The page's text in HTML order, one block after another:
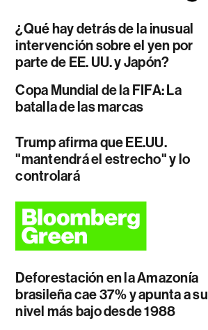
¿Qué hay detrás de la inusual
intervención sobre el yen por
parte de EE. UU. y Japón?
Copa Mundial de la FIFA: La
batalla de las marcas
Trump afirma que EE.UU.
"mantendrá el estrecho" y lo
controlará
Deforestación en la Amazonía
brasileña cae 37% y apunta a su
nivel más bajo desde 1988